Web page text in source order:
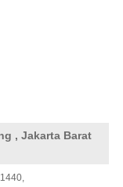
, Jakarta Barat